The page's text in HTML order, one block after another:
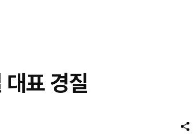
표 경질
공